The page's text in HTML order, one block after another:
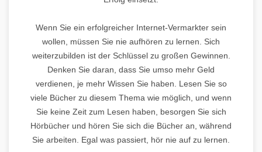
Wenn Sie ein erfolgreicher Internet-Vermarkter sein
wollen, müssen Sie nie aufhören zu lernen. Sich
weiterzubilden ist der Schlüssel zu großen Gewinnen.
Denken Sie daran, dass Sie umso mehr Geld
verdienen, je mehr Wissen Sie haben. Lesen Sie so
viele Bücher zu diesem Thema wie möglich, und wenn
Sie keine Zeit zum Lesen haben, besorgen Sie sich
Hörbücher und hören Sie sich die Bücher an, während
Sie arbeiten. Egal was passiert, hör nie auf zu lernen.